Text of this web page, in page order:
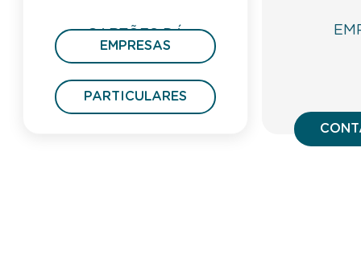
CARTÕES DÁ
PRESENTE
EMPRESAS
PARTICULARES